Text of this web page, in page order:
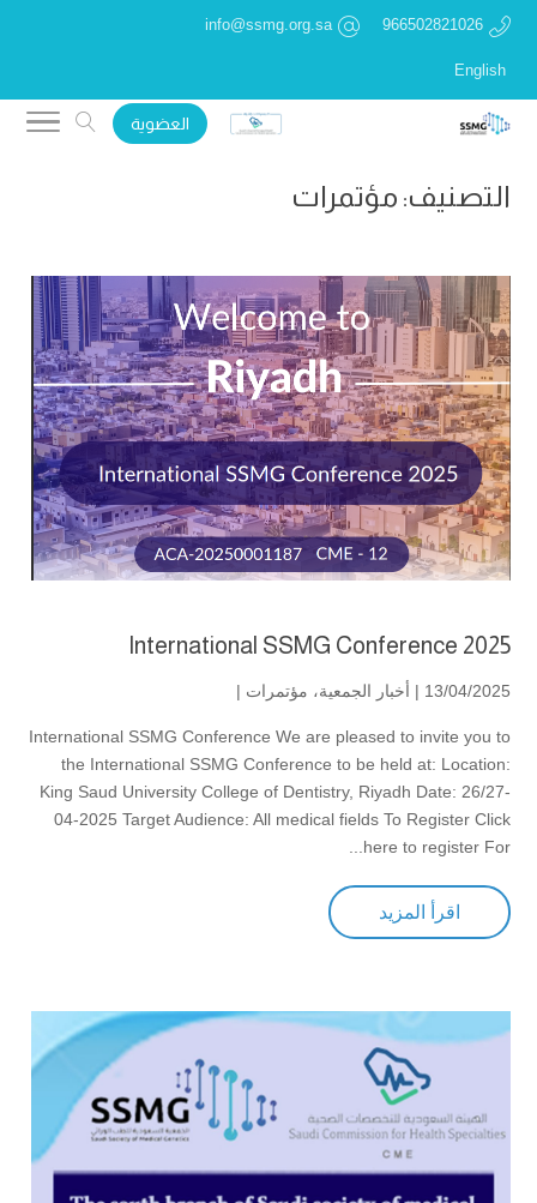
966502821026
info@ssmg.org.sa
English
العضوية
التصنيف: مؤتمرات
International SSMG Conference 2025
13/04/2025 | أخبار الجمعية، مؤتمرات |
International SSMG Conference We are pleased to invite you to
the International SSMG Conference to be held at: Location:
King Saud University College of Dentistry, Riyadh Date: 26/27-
04-2025 Target Audience: All medical fields To Register Click
here to register For...
اقرأ المزيد